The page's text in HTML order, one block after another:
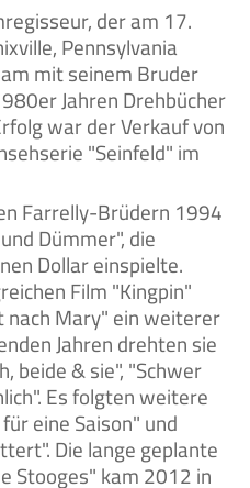
Pennsylvania
mit seinem Bruder
Jahren Drehbücher
war der Verkauf von
"Seinfeld" im
Farrelly-Brüdern 1994
Dümmer", die
Dollar einspielte.
Film "Kingpin"
Mary" ein weiterer
Jahren drehten sie
beide & sie", "Schwer
Es folgten weitere
eine Saison" und
Die lange geplante
Stooges" kam 2012 in